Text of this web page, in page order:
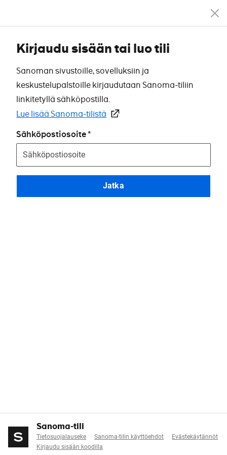
Kirjaudu sisään tai luo tili
Sanoman sivustoille, sovelluksiin ja
keskustelupalstoille kirjaudutaan Sanoma-tiliin
linkitetyllä sähköpostilla.
Lue lisää Sanoma-tilistä
Sähköpostiosoite
Jatka
Sanoma-tili
Tietosuojalauseke Sanoma-tilin käyttöehdot
Evästekäytännöt
Kirjaudu sisään koodilla